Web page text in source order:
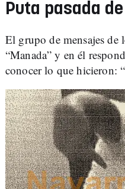
Puta pasada
El grupo de mensajes de
“Manada” y en él
conocer lo que hicieron: